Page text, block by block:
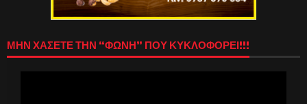
ΜΗΝ ΧΑΣΕΤΕ ΤΗΝ “ΦΩΝΗ” ΠΟΥ ΚΥΚΛΟΦΟΡΕΙ!!!